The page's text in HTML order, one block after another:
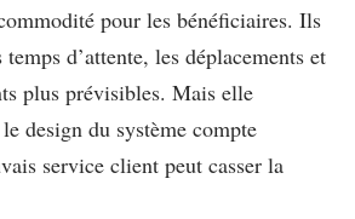
pour les bénéficiaires. Ils
d’attente, les déplacements et
plus prévisibles. Mais elle
design du système compte
service client peut casser la